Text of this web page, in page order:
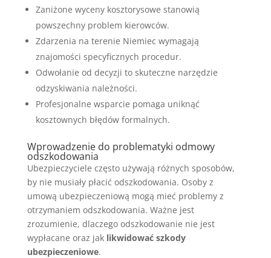
Zaniżone wyceny kosztorysowe stanowią
powszechny problem kierowców.
Zdarzenia na terenie Niemiec wymagają
znajomości specyficznych procedur.
Odwołanie od decyzji to skuteczne narzędzie
odzyskiwania należności.
Profesjonalne wsparcie pomaga uniknąć
kosztownych błędów formalnych.
Wprowadzenie do problematyki odmowy
odszkodowania
Ubezpieczyciele często używają różnych sposobów,
by nie musiały płacić odszkodowania. Osoby z
umową ubezpieczeniową mogą mieć problemy z
otrzymaniem odszkodowania. Ważne jest
zrozumienie, dlaczego odszkodowanie nie jest
wypłacane oraz jak likwidować szkody
ubezpieczeniowe.